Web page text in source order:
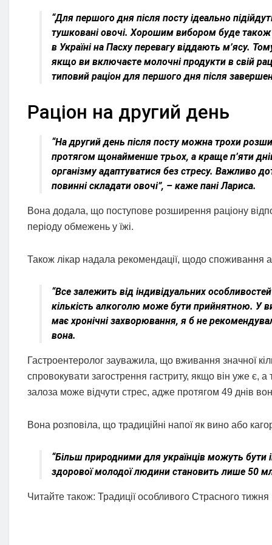
“Для першого дня після посту ідеально
тушковані овочі. Хорошим вибором буде також
в Україні на Пасху перевагу віддають м’ясу.
якщо ви включаєте молочні продукти в свій
типовий раціон для першого дня після
Раціон на другий день
“На другий день після посту можна трохи
протягом щонайменше трьох, а краще п’яти
організму адаптуватися без стресу. Важливо
повинні складати овочі”, – каже пані Лариса.
Вона додала, що поступове розширення раціону
періоду обмежень у їжі.
Також лікар надала рекомендації, щодо споживання
“Все залежить від індивідуальних
кількість алкоголю може бути прийнятною. У
має хронічні захворювання, я б не
вона.
Гастроентеролог зауважила, що вживання значної
спровокувати загострення гастриту, якщо він уже є,
залоза може відчути стрес, адже протягом 49 днів
Вона розповіла, що традиційні напої як вино або
“Більш природними для українців можуть бути
здорової молодої людини становить лише 50
Читайте також: Традиції особливого Страсного